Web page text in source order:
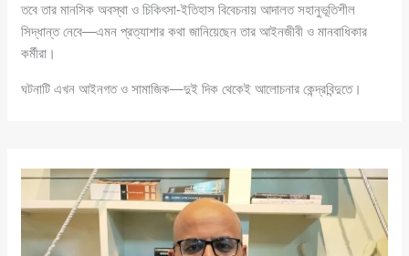
তবে তার মানসিক অবস্থা ও চিকিৎসা-ইতিহাস বিবেচনায় আদালত সহানুভূতিশীল
সিদ্ধান্ত নেবে—এমন প্রত্যাশার কথা জানিয়েছেন তার আইনজীবী ও মানবাধিকার
কর্মীরা।
ঘটনাটি এখন আইনগত ও সামাজিক—দুই দিক থেকেই আলোচনার কেন্দ্রবিন্দুতে।